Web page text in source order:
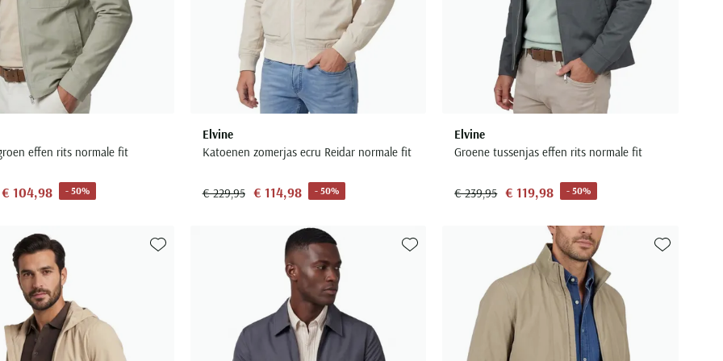
effen rits normale fit
€ 104,98 - 50%
Elvine
Katoenen zomerjas ecru Reidar normale fit
€ 229,95 € 114,98 - 50%
Elvine
Groene tussenjas effen rits normale fit
€ 239,95 € 119,98 - 50%
Toevoegen aan favorieten